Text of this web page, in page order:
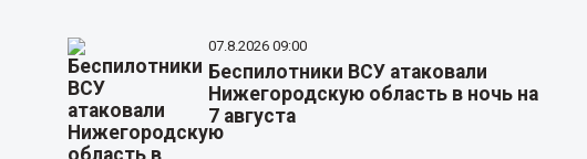
07.8.2026 09:00
Беспилотники ВСУ атаковали
Нижегородскую область в ночь на
7 августа